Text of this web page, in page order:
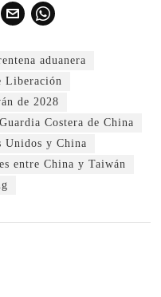
aduanera
Liberación
de 2028
Guardia Costera de China
Unidos y China
entre China y Taiwán